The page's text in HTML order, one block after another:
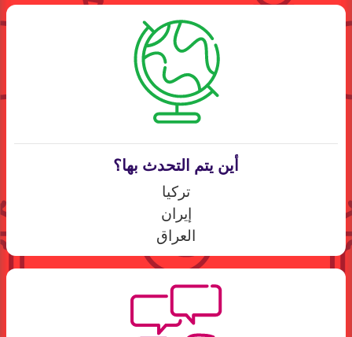
أين يتم التحدث بها؟
تركيا
إيران
العراق